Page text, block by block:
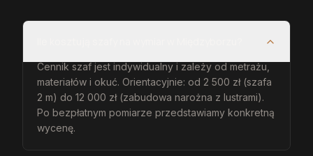
Cennik szaf jest indywidualny i zależy od metrażu,
materiałów i okuć. Orientacyjnie: od 2 500 zł (szafa
2 m) do 12 000 zł (zabudowa narożna z lustrami).
Po bezpłatnym pomiarze przedstawiamy konkretną
wycenę.